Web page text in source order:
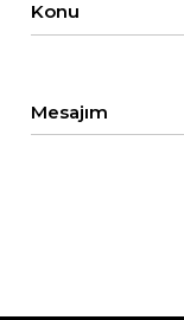
Konu
Mesajım